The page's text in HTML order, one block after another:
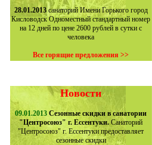
28.01.2013санаторий Имени Горького город
Кисловодск Одноместный стандартный номер
на 12 дней по цене 2600 рублей в сутки с
человека
Все горящие предложения >>
Новости
09.01.2013 Сезонные скидки в санатории
"Центросоюз" г. Ессентуки.Санаторий
"Центросоюз" г. Ессентуки предоставляет
сезонные скидки